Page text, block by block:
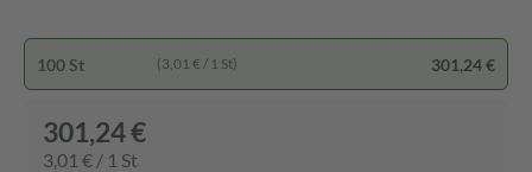
100 St (3,01 € / 1 St) 301,24 €
301,24 €
3,01 € / 1 St